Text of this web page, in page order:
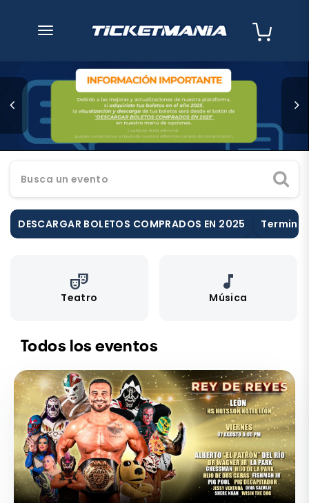
desplegar navegación
Busca un evento
DESCARGAR BOLETOS COMPRADOS EN 2025
theater_comedy
Teatro
music_note
Música
Todos los eventos